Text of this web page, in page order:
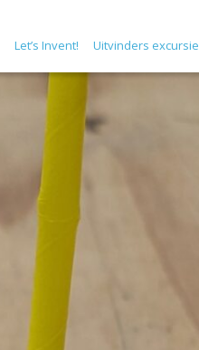
Let’s Invent! Uitvinders excursie